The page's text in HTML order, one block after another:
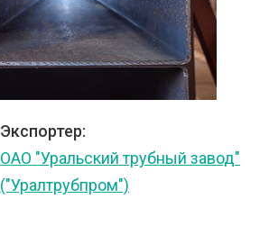
Экспортер:
ОАО "Уральский трубный завод"
("Уралтрубпром")